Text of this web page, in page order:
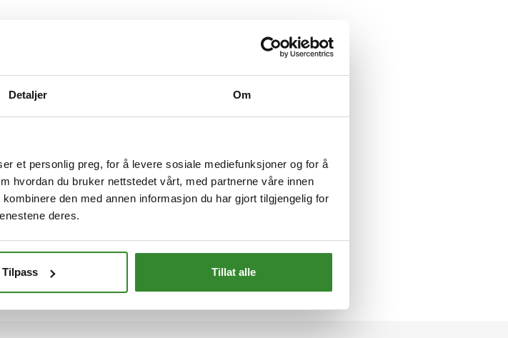
Detaljer Om
et personlig preg, for å levere sosiale mediefunksjoner og for å
hvordan du bruker nettstedet vårt, med partnerne våre innen
den med annen informasjon du har gjort tilgjengelig for
deres.
Tilpass Tillat alle